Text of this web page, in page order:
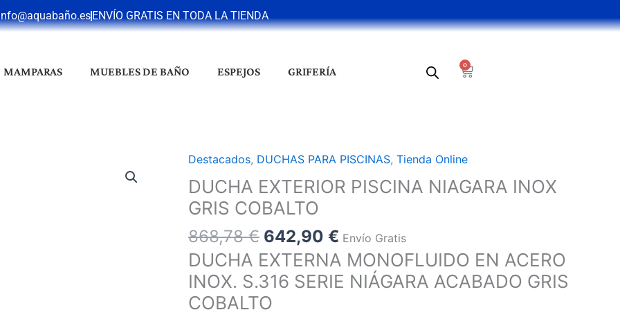
ENVÍO GRATIS EN TODA LA TIENDA
MAMPARAS MUEBLES DE BAÑO ESPEJOS GRIFERÍA
0
Cart
Destacados, DUCHAS PARA PISCINAS, Tienda Online
DUCHA EXTERIOR PISCINA NIAGARA INOX
GRIS COBALTO
868,78€
El
precio
original
era:
868,78 €.
642,90 €
El
precio
actual
642,90 €.
Envío Gratis
DUCHA EXTERNA MONOFLUIDO EN ACERO
INOX. S.316 SERIE NIÁGARA ACABADO GRIS
COBALTO
DUCHA
EXTERIOR
PISCINA
NIAGARA
INOX
GRIS
COBALTO
cantidad